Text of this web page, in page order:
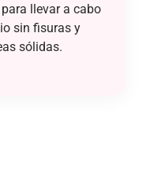
llevar a cabo
sin fisuras y
sólidas.